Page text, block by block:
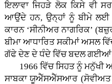
ਇਲਾਵਾ ਜਿਹੜੇ ਲੋਕ ਕਿਸੇ ਵੀ
ਆਉਂਦੇ ਹਨ, ਉਨ੍ਹਾਂ ਨੂੰ ਬੀਮੇ ਲਈ
ਕਾਰਨ ‘ਸੀਨੀਅਰ ਨਾਗਰਿਕ’
ਬੀਮਾ ਆਧਾਰਿਤ ਸਕੀਮਾਂ ਅਸਲ
ਗੱਫੇ ਦੇਣ ਦੇ ਧੰਦੇ ਵਿੱਚ ਬਦਲ ਗਈਆਂ
1966 ਵਿੱਚ ਸਿਹਤ ਨੂੰ ਮਨੁੱਖੀ
ਸਾਬਕਾ ਯੂਐੱਸਐੱਸਆਰ (ਸੋਵੀਅਤ